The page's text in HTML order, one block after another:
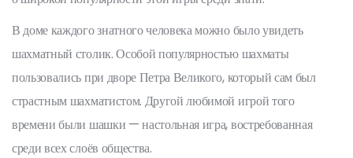
В доме каждого знатного человека можно было увидеть
шахматный столик. Особой популярностью шахматы
пользовались при дворе Петра Великого, который сам был
страстным шахматистом. Другой любимой игрой того
времени были шашки — настольная игра, востребованная
среди всех слоёв общества.